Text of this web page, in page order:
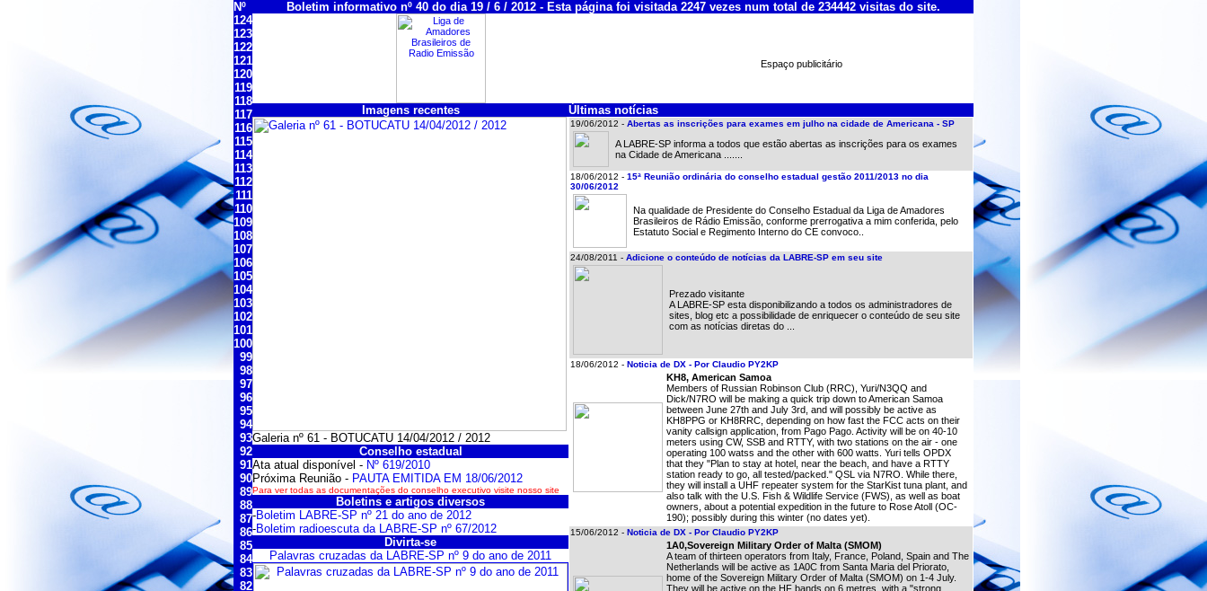
Nº
Boletim informativo nº 40 do dia 19 / 6 / 2012 - Esta página foi visitada 2247 vezes num total de 234442 visitas do site.
124
123
122
121
120
119
118
117
116
115
114
113
112
111
110
109
108
107
106
105
104
103
102
101
100
99
98
97
96
95
94
93
92
91
90
89
88
87
86
85
84
83
82
Espaço publicitário
Imagens recentes Últimas notícias
Galeria nº 61 - BOTUCATU 14/04/2012 / 2012
Conselho estadual
Ata atual disponível - Nº 619/2010
Próxima Reunião - PAUTA EMITIDA EM 18/06/2012
Para ver todas as documentações do conselho executivo visite nosso site
Boletins e artigos diversos
-Boletim LABRE-SP nº 21 do ano de 2012
-Boletim radioescuta da LABRE-SP nº 67/2012
Divirta-se
Palavras cruzadas da LABRE-SP nº 9 do ano de 2011
19/06/2012 - Abertas as inscrições para exames em julho na cidade de Americana - SP
A LABRE-SP informa a todos que estão abertas as inscrições para os exames
na Cidade de Americana .......
18/06/2012 - 15ª Reunião ordinária do conselho estadual gestão 2011/2013 no dia
30/06/2012
Na qualidade de Presidente do Conselho Estadual da Liga de Amadores
Brasileiros de Rádio Emissão, conforme prerrogativa a mim conferida, pelo
Estatuto Social e Regimento Interno do CE convoco..
24/08/2011 - Adicione o conteúdo de notícias da LABRE-SP em seu site
Prezado visitante
A LABRE-SP esta disponibilizando a todos os administradores de
sites, blog etc a possibilidade de enriquecer o conteúdo de seu site
com as notícias diretas do ...
18/06/2012 - Noticia de DX - Por Claudio PY2KP
KH8, American Samoa
Members of Russian Robinson Club (RRC), Yuri/N3QQ and
Dick/N7RO will be making a quick trip down to American Samoa
between June 27th and July 3rd, and will possibly be active as
KH8PPG or KH8RRC, depending on how fast the FCC acts on their
vanity callsign application, from Pago Pago. Activity will be on 40-10
meters using CW, SSB and RTTY, with two stations on the air - one
operating 100 watss and the other with 600 watts. Yuri tells OPDX
that they "Plan to stay at hotel, near the beach, and have a RTTY
station ready to go, all tested/packed." QSL via N7RO. While there,
they will install a UHF repeater system for the StarKist tuna plant, and
also talk with the U.S. Fish & Wildlife Service (FWS), as well as boat
owners, about a potential expedition in the future to Rose Atoll (OC-
190); possibly during this winter (no dates yet).
15/06/2012 - Noticia de DX - Por Claudio PY2KP
1A0,Sovereign Military Order of Malta (SMOM)
A team of thirteen operators from Italy, France, Poland, Spain and The
Netherlands will be active as 1A0C from Santa Maria del Priorato,
home of the Sovereign Military Order of Malta (SMOM) on 1-4 July.
They will be active on the HF bands on 6 metres, with a "strong